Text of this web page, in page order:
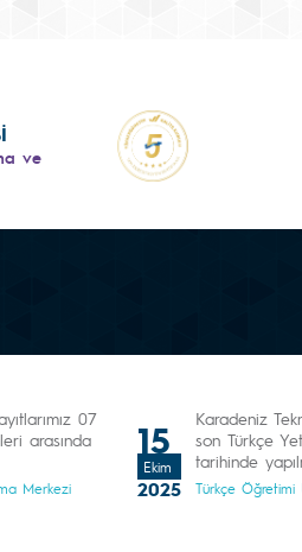
ve
07
arasında
Merkezi
15
Ekim
2025
Karadeniz
son Türkçe
tarihinde
Türkçe Öğretimi